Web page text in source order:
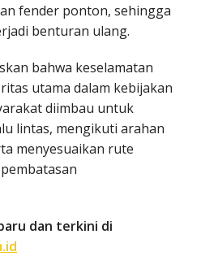
fender ponton, sehingga
benturan ulang.
bahwa keselamatan
utama dalam kebijakan
diimbau untuk
lintas, mengikuti arahan
menyesuaikan rute
dan terkini di